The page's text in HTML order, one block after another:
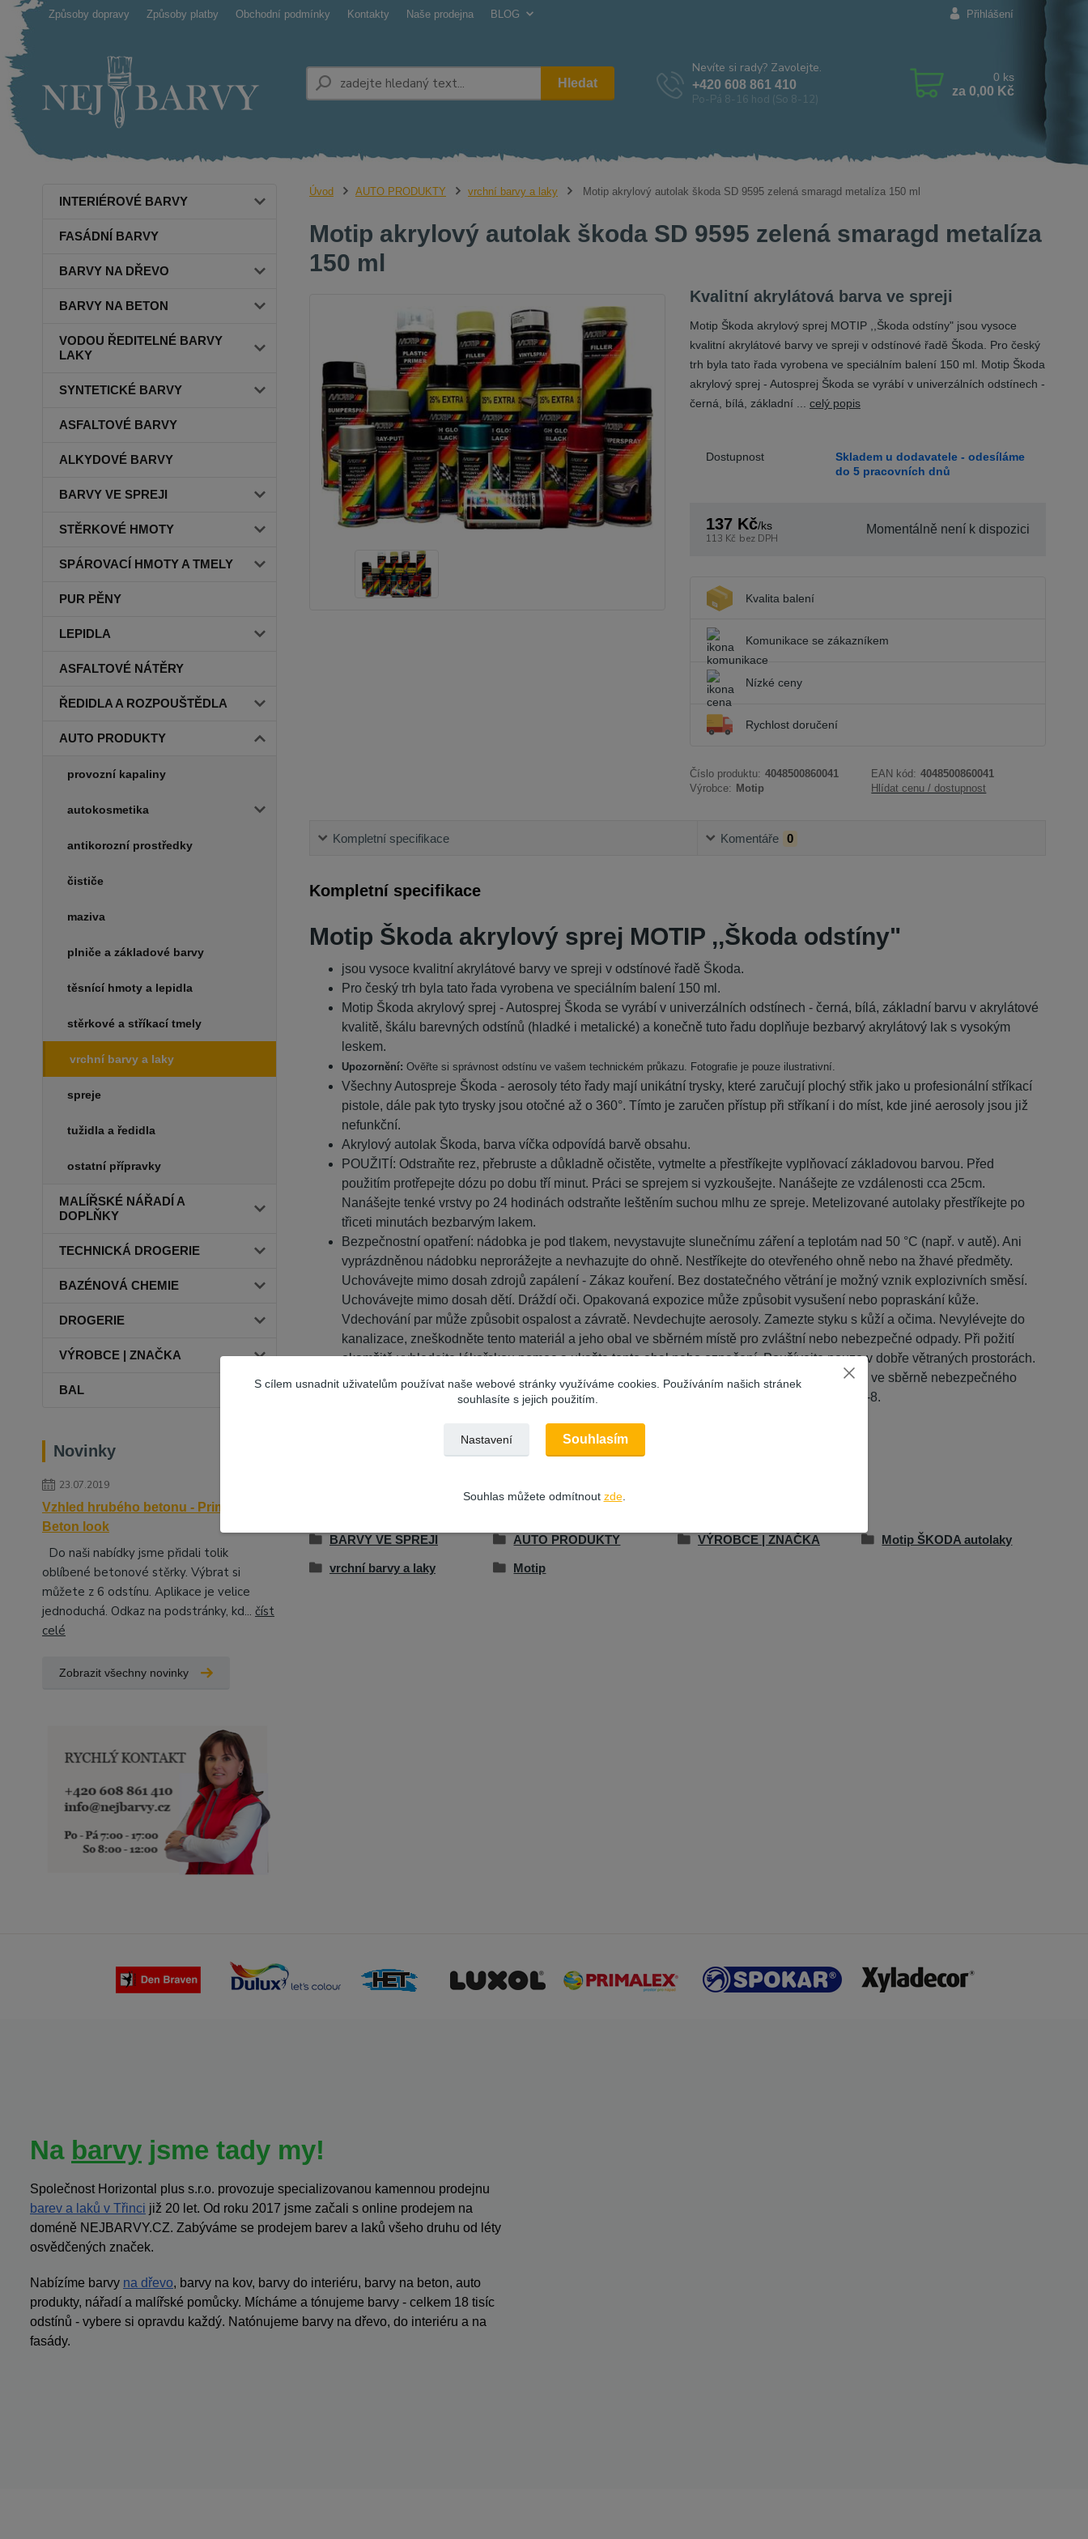
Způsoby dopravy Způsoby platby Obchodní podmínky Kontakty Naše prodejna BLOG Přihlášení
Hledat
Nevíte si rady? Zavolejte.
+420 608 861 410
Po-Pá 8-16 hod (So 8-12)
0 ks
za 0,00 Kč
INTERIÉROVÉ BARVY
FASÁDNÍ BARVY
BARVY NA DŘEVO
BARVY NA BETON
VODOU ŘEDITELNÉ BARVY
LAKY
SYNTETICKÉ BARVY
ASFALTOVÉ BARVY
ALKYDOVÉ BARVY
BARVY VE SPREJI
STĚRKOVÉ HMOTY
SPÁROVACÍ HMOTY A TMELY
PUR PĚNY
LEPIDLA
ASFALTOVÉ NÁTĚRY
ŘEDIDLA A ROZPOUŠTĚDLA
AUTO PRODUKTY
provozní kapaliny
autokosmetika
antikorozní prostředky
čističe
maziva
plniče a základové barvy
těsnící hmoty a lepidla
stěrkové a stříkací tmely
vrchní barvy a laky
spreje
tužidla a ředidla
ostatní přípravky
MALÍŘSKÉ NÁŘADÍ A
DOPLŇKY
TECHNICKÁ DROGERIE
BAZÉNOVÁ CHEMIE
DROGERIE
VÝROBCE | ZNAČKA
BAL
Novinky
23.07.2019
Vzhled hrubého betonu - Primalex
Beton look
Do naši nabídky jsme přidali tolik
oblíbené betonové stěrky. Výbrat si
můžete z 6 odstínu. Aplikace je velice
jednoduchá. Odkaz na podstránky, kd... číst
celé
Zobrazit všechny novinky
Úvod AUTO PRODUKTY vrchní barvy a laky Motip akrylový autolak škoda SD 9595 zelená smaragd metalíza 150 ml
Motip akrylový autolak škoda SD 9595 zelená smaragd metalíza
150 ml
Kvalitní akrylátová barva ve spreji
Motip Škoda akrylový sprej MOTIP ,,Škoda odstíny" jsou vysoce
kvalitní akrylátové barvy ve spreji v odstínové řadě Škoda. Pro český
trh byla tato řada vyrobena ve speciálním balení 150 ml. Motip Škoda
akrylový sprej - Autosprej Škoda se vyrábí v univerzálních odstínech -
černá, bílá, základní ... celý popis
Dostupnost
Skladem u dodavatele - odesíláme
do 5 pracovních dnů
137 Kč/ks
113 Kč bez DPH
Momentálně není k dispozici
Kvalita balení
Komunikace se zákazníkem
Nízké ceny
Rychlost doručení
Číslo produktu: 4048500860041 EAN kód: 4048500860041
Výrobce: Motip Hlídat cenu / dostupnost
Kompletní specifikace Komentáře 0
Kompletní specifikace
Motip Škoda akrylový sprej MOTIP ,,Škoda odstíny"
jsou vysoce kvalitní akrylátové barvy ve spreji v odstínové řadě Škoda.
Pro český trh byla tato řada vyrobena ve speciálním balení 150 ml.
Motip Škoda akrylový sprej - Autosprej Škoda se vyrábí v univerzálních odstínech - černá, bílá, základní barvu v akrylátové
kvalitě, škálu barevných odstínů (hladké i metalické) a konečně tuto řadu doplňuje bezbarvý akrylátový lak s vysokým
leskem.
Upozornění: Ověřte si správnost odstínu ve vašem technickém průkazu. Fotografie je pouze ilustrativní.
Všechny Autospreje Škoda - aerosoly této řady mají unikátní trysky, které zaručují plochý střik jako u profesionální stříkací
pistole, dále pak tyto trysky jsou otočné až o 360°. Tímto je zaručen přístup při stříkaní i do míst, kde jiné aerosoly jsou již
nefunkční.
Akrylový autolak Škoda, barva víčka odpovídá barvě obsahu.
POUŽITÍ: Odstraňte rez, přebruste a důkladně očistěte, vytmelte a přestříkejte vyplňovací základovou barvou. Před
použitím protřepejte dózu po dobu tří minut. Práci se sprejem si vyzkoušejte. Nanášejte ze vzdálenosti cca 25cm.
Nanášejte tenké vrstvy po 24 hodinách odstraňte leštěním suchou mlhu ze spreje. Metelizované autolaky přestříkejte po
třiceti minutách bezbarvým lakem.
Bezpečnostní opatření: nádobka je pod tlakem, nevystavujte slunečnímu záření a teplotám nad 50 °C (např. v autě). Ani
vyprázdněnou nádobku neprorážejte a nevhazujte do ohně. Nestříkejte do otevřeného ohně nebo na žhavé předměty.
Uchovávejte mimo dosah zdrojů zapálení - Zákaz kouření. Bez dostatečného větrání je možný vznik explozivních směsí.
Uchovávejte mimo dosah dětí. Dráždí oči. Opakovaná expozice může způsobit vysušení nebo popraskání kůže.
Vdechování par může způsobit ospalost a závratě. Nevdechujte aerosoly. Zamezte styku s kůží a očima. Nevylévejte do
kanalizace, zneškodněte tento materiál a jeho obal ve sběrném místě pro zvláštní nebo nebezpečné odpady. Při požití
okamžitě vyhledejte lékařskou pomoc a ukažte tento obal nebo označení. Používejte pouze v dobře větraných prostorách.
Obsahuje 1,8 (9)-p-Methadien CAS 138-86-3,2 Butanonoxim CAS 96-29-7. Obal odevzdejte ve sběrně nebezpečného
odpadu! Může vyvolat alergické reakce. Obsahuje Propan CAS 74-98-6, Butan CAS 106-97-8.
BARVY VE SPREJI AUTO PRODUKTY VÝROBCE | ZNAČKA Motip ŠKODA autolaky
vrchní barvy a laky Motip
Na barvy jsme tady my!
Společnost Horizontal plus s.r.o. provozuje specializovanou kamennou prodejnu
barev a laků v Třinci již 20 let. Od roku 2017 jsme začali s online prodejem na
doméně NEJBARVY.CZ. Zabýváme se prodejem barev a laků všeho druhu od léty
osvědčených značek.
Nabízíme barvy na dřevo, barvy na kov, barvy do interiéru, barvy na beton, auto
produkty, nářadí a malířské pomůcky. Mícháme a tónujeme barvy - celkem 18 tisíc
odstínů - vybere si opravdu každý. Natónujeme barvy na dřevo, do interiéru a na
fasády.
S cílem usnadnit uživatelům používat naše webové stránky využíváme cookies. Používáním našich stránek
souhlasíte s jejich použitím.
Nastavení Souhlasím
Souhlas můžete odmítnout zde.